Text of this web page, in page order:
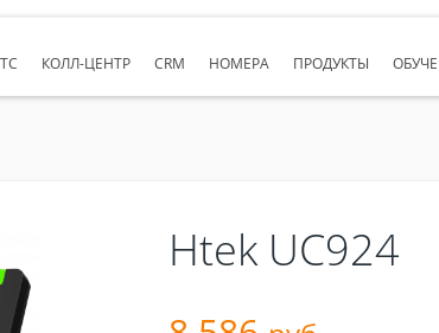
КОЛЛ-ЦЕНТР CRM НОМЕРА ПРОДУКТЫ
Htek UC924